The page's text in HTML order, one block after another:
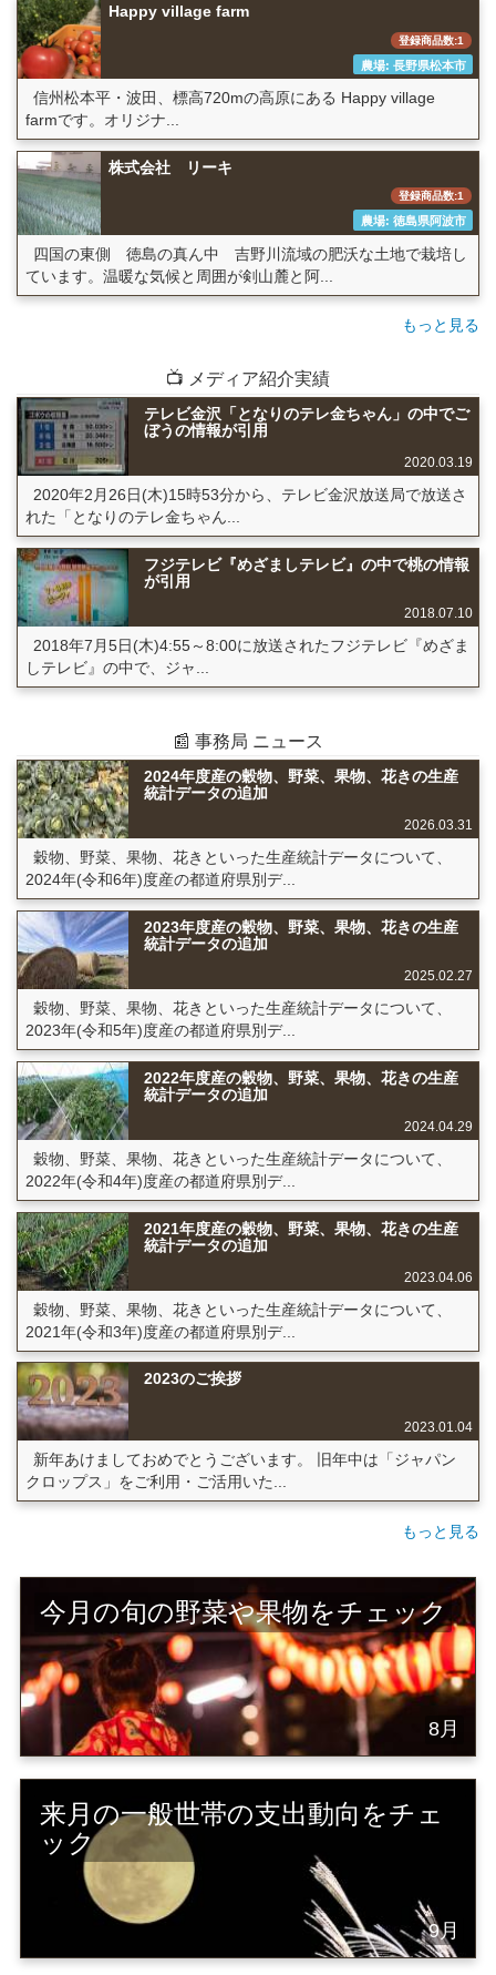
Happy village farm
登録商品数:1
農場: 長野県松本市
信州松本平・波田、標高720mの高原にある Happy village
farmです。オリジナ...
株式会社 リーキ
登録商品数:1
農場: 徳島県阿波市
四国の東側 徳島の真ん中 吉野川流域の肥沃な土地で栽培し
ています。温暖な気候と周囲が剣山麓と阿...
もっと見る
📺 メディア紹介実績
テレビ金沢「となりのテレ金ちゃん」の中でご
ぼうの情報が引用
2020.03.19
2020年2月26日(木)15時53分から、テレビ金沢放送局で放送さ
れた「となりのテレ金ちゃん...
フジテレビ『めざましテレビ』の中で桃の情報
が引用
2018.07.10
2018年7月5日(木)4:55～8:00に放送されたフジテレビ『めざま
しテレビ』の中で、ジャ...
📰 事務局 ニュース
2024年度産の穀物、野菜、果物、花きの生産
統計データの追加
2026.03.31
穀物、野菜、果物、花きといった生産統計データについて、
2024年(令和6年)度産の都道府県別デ...
2023年度産の穀物、野菜、果物、花きの生産
統計データの追加
2025.02.27
穀物、野菜、果物、花きといった生産統計データについて、
2023年(令和5年)度産の都道府県別デ...
2022年度産の穀物、野菜、果物、花きの生産
統計データの追加
2024.04.29
穀物、野菜、果物、花きといった生産統計データについて、
2022年(令和4年)度産の都道府県別デ...
2021年度産の穀物、野菜、果物、花きの生産
統計データの追加
2023.04.06
穀物、野菜、果物、花きといった生産統計データについて、
2021年(令和3年)度産の都道府県別デ...
2023のご挨拶
2023.01.04
新年あけましておめでとうございます。 旧年中は「ジャパン
クロップス」をご利用・ご活用いた...
もっと見る
今月の旬の野菜や果物をチェック
8月
来月の一般世帯の支出動向をチェ
ック
9月